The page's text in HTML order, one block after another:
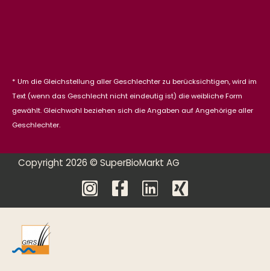
* Um die Gleichstellung aller Geschlechter zu berücksichtigen, wird im
Text (wenn das Geschlecht nicht eindeutig ist) die weibliche Form
gewählt. Gleichwohl beziehen sich die Angaben auf Angehörige aller
Geschlechter.
Copyright 2026 © SuperBioMarkt AG